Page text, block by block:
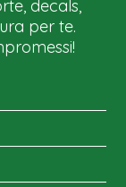
decals,
per te.